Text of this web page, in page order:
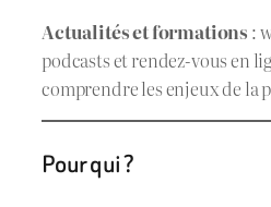
Actualités et formations :
podcasts et rendez-vous en
comprendre les enjeux de la
Pour qui ?